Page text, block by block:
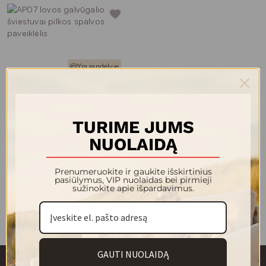
Yra sandėlyje
Jūs peržiūrejote 3 iš 3 prekių
TURIME JUMS
NUOLAIDĄ
Prenumeruokite ir gaukite išskirtinius
pasiūlymus, VIP nuolaidas bei pirmieji
sužinokite apie išpardavimus.
GAUTI NUOLAIDĄ